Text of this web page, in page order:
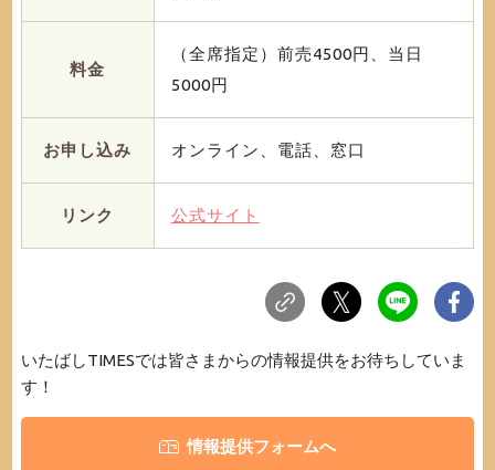
料金
（全席指定）前売4500円、当日
5000円
お申し込み オンライン、電話、窓口
リンク 公式サイト
いたばしTIMESでは皆さまからの情報提供をお待ちしていま
す！
情報提供フォームへ